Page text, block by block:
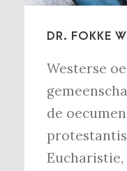
DR. FOKKE
Westerse
de
Eucharistie,